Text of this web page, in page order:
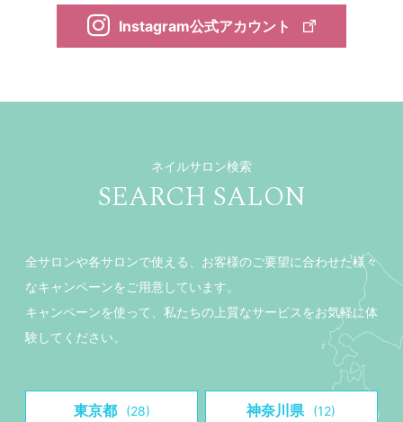
Instagram公式アカウント
ネイルサロン検索
SEARCH SALON
全サロンや各サロンで使える、お客様のご要望に合わせた様々
なキャンペーンをご用意しています。
キャンペーンを使って、私たちの上質なサービスをお気軽に体
験してください。
東京都 (28) 神奈川県 (12)